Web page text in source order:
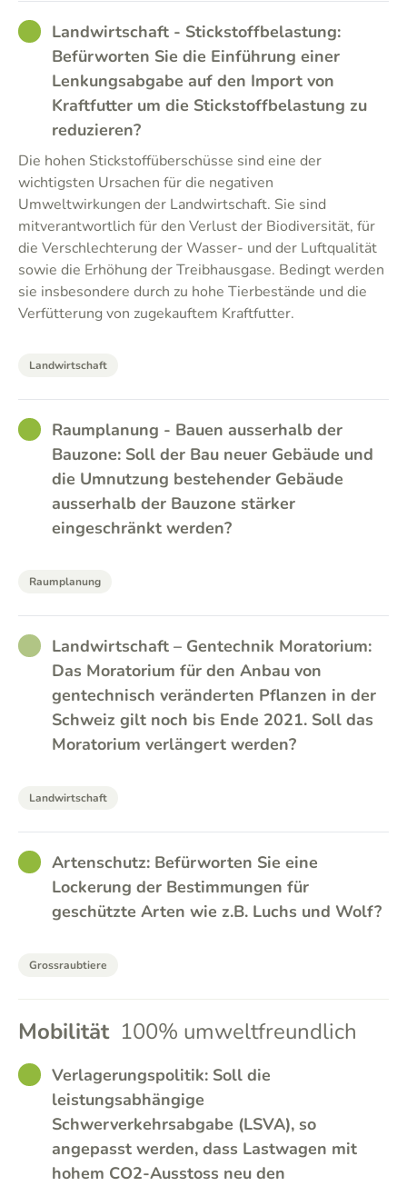
GOODLandwirtschaft - Stickstoffbelastung:
Befürworten Sie die Einführung einer
Lenkungsabgabe auf den Import von
Kraftfutter um die Stickstoffbelastung zu
reduzieren?
Die hohen Stickstoffüberschüsse sind eine der
wichtigsten Ursachen für die negativen
Umweltwirkungen der Landwirtschaft. Sie sind
mitverantwortlich für den Verlust der Biodiversität, für
die Verschlechterung der Wasser- und der Luftqualität
sowie die Erhöhung der Treibhausgase. Bedingt werden
sie insbesondere durch zu hohe Tierbestände und die
Verfütterung von zugekauftem Kraftfutter.
Landwirtschaft
GOODRaumplanung - Bauen ausserhalb der
Bauzone: Soll der Bau neuer Gebäude und
die Umnutzung bestehender Gebäude
ausserhalb der Bauzone stärker
eingeschränkt werden?
Raumplanung
RATHER_GOOD
Landwirtschaft – Gentechnik Moratorium:
Das Moratorium für den Anbau von
gentechnisch veränderten Pflanzen in der
Schweiz gilt noch bis Ende 2021. Soll das
Moratorium verlängert werden?
Landwirtschaft
GOODArtenschutz: Befürworten Sie eine
Lockerung der Bestimmungen für
geschützte Arten wie z.B. Luchs und Wolf?
Grossraubtiere
Mobilität 100% umweltfreundlich
GOODVerlagerungspolitik: Soll die
leistungsabhängige
Schwerverkehrsabgabe (LSVA), so
angepasst werden, dass Lastwagen mit
hohem CO2-Ausstoss neu den